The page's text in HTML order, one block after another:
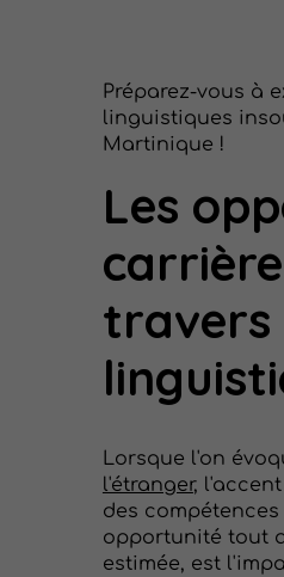
Préparez-vous à
linguistiques
Martinique !
Les
travers
Lorsque l'on
l'étranger,
des
opportunité tout
estimée, est